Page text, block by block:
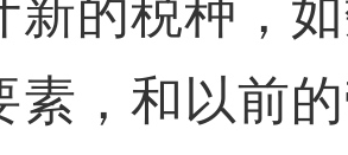
新的税种，
素，和以前